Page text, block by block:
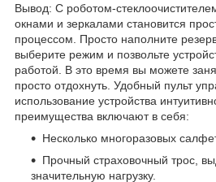
Вывод: С роботом-
окнами и зеркалами становится
процессом. Просто наполните
выберите режим и позвольте
работой. В это время вы можете
просто отдохнуть. Удобный пульт
использование устройства
преимущества включают в себя:
Несколько многоразовых
Прочный страховочный трос,
значительную нагрузку.